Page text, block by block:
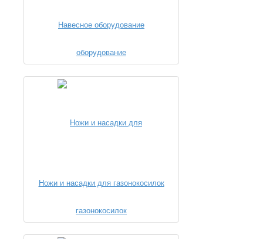
Навесное оборудование
Ножи и насадки для газонокосилок